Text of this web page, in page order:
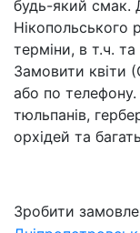
будь-який смак.
Нікопольського
терміни, в т.ч. та
Замовити квіти
або по телефону.
тюльпанів,
орхідей та
Зробити